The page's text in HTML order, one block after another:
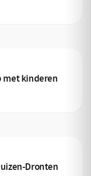
met kinderen
Dronten